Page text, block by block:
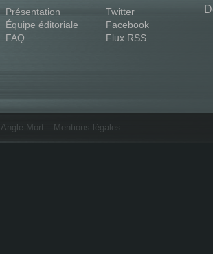
Présentation
Équipe éditoriale
FAQ
Twitter
Facebook
Flux RSS
Mort. Mentions légales.